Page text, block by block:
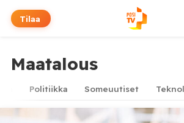
Tilaa
Maatalous
Politiikka Someuutiset